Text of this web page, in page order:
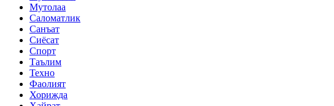
Мутолаа
Саломатлик
Санъат
Сиёсат
Спорт
Таълим
Техно
Фаолият
Хорижда